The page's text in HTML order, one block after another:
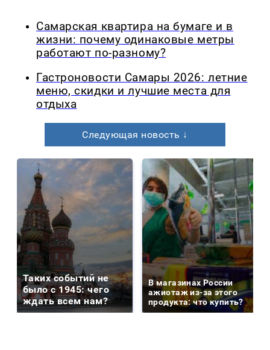
Самарская квартира на бумаге и в
жизни: почему одинаковые метры
работают по-разному?
Гастроновости Самары 2026: летние
меню, скидки и лучшие места для
отдыха
Следующая новость ↓
Таких событий не
было с 1945: чего
ждать всем нам?
В магазинах России
ажиотаж из-за этого
продукта: что купить?